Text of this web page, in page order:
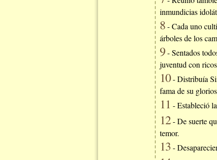
inmundicias
8- Cada uno
árboles de los
9- Sentados
juventud con
10- Distribuía
fama de su
11 - Estableció
12- De suerte
temor.
13-